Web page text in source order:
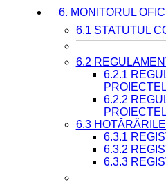
6. MONITORUL
6.1 STATUTUL
6.2
6.2.1
6.2.2
6.3
6.3.1
6.3.2
6.3.3